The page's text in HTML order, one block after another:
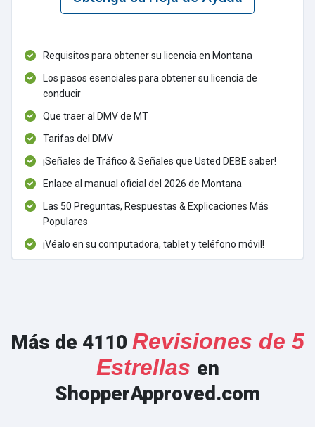
Requisitos para obtener su licencia en Montana
Los pasos esenciales para obtener su licencia de
conducir
Que traer al DMV de MT
Tarifas del DMV
¡Señales de Tráfico & Señales que Usted DEBE saber!
Enlace al manual oficial del 2026 de Montana
Las 50 Preguntas, Respuestas & Explicaciones Más
Populares
¡Véalo en su computadora, tablet y teléfono móvil!
Más de 4110 Revisiones de 5
Estrellas en
ShopperApproved.com